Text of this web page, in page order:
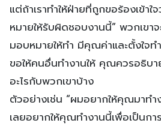
แต่ถ้าเราทำให้ฝ่ายที่ถูกขอร้องเข้า
หมายให้รับผิดชอบงานนี้” พวกเขา
มอบหมายให้ทำ มีคุณค่าและตั้งใจท
ขอให้คนอื่นทำงานให้ คุณควรอธิบา
อะไรกับพวกเขาบ้าง
ตัวอย่างเช่น “ผมอยากให้คุณมาทำ
เลยอยากให้คุณทำงานนี้เพื่อเป็นกา